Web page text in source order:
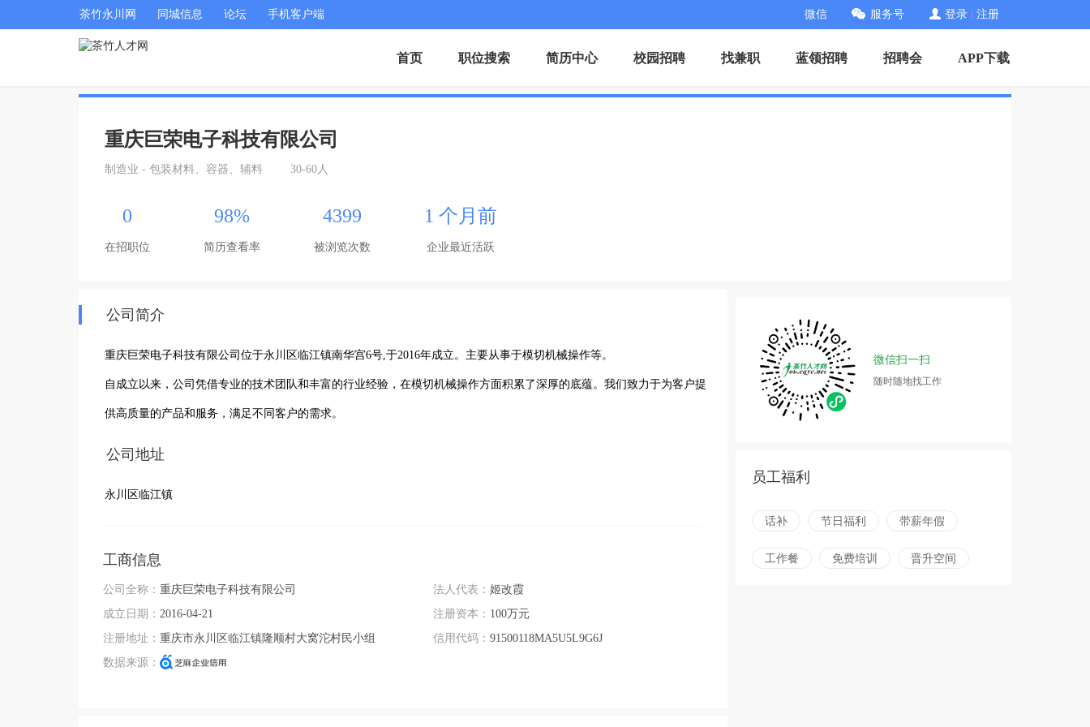
茶竹永川网 同城信息 论坛 手机客户端 微信 服务号 登录 注册
首页 职位搜索 简历中心 校园招聘 找兼职 蓝领招聘 招聘会 APP下载
重庆巨荣电子科技有限公司
制造业 - 包装材料、容器、辅料 30-60人
0
在招职位
98%
简历查看率
4399
被浏览次数
1 个月前
企业最近活跃
公司简介
重庆巨荣电子科技有限公司位于永川区临江镇南华宫6号,于2016年成立。主要从事于模切机械操作等。
自成立以来，公司凭借专业的技术团队和丰富的行业经验，在模切机械操作方面积累了深厚的底蕴。我们致力于为客户提
供高质量的产品和服务，满足不同客户的需求。
公司地址
永川区临江镇
工商信息
公司全称： 重庆巨荣电子科技有限公司
成立日期： 2016-04-21
注册地址： 重庆市永川区临江镇隆顺村大窝沱村民小组
数据来源：
法人代表： 姬改霞
注册资本： 100万元
信用代码： 91500118MA5U5L9G6J
微信扫一扫
随时随地找工作
员工福利
话补 节日福利 带薪年假
工作餐 免费培训 晋升空间